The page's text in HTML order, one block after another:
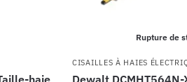
haie
Rupture de
CISAILLES À HAIES
Dewalt